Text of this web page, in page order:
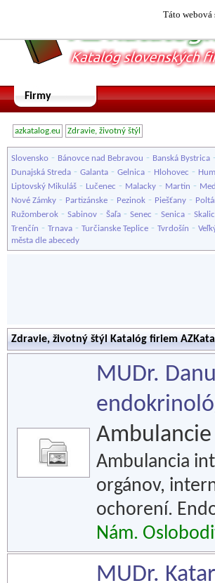
Táto
Firmy
azkatalog.eu Zdravie, životný štýl
Slovensko - Bánovce nad Bebravou - Banská Bystrica -
Dunajská Streda - Galanta - Gelnica - Hlohovec -
Liptovský Mikuláš - Lučenec - Malacky - Martin -
Nové Zámky - Partizánske - Pezinok - Piešťany -
Ružomberok - Sabinov - Šaľa - Senec - Senica -
Trenčín - Trnava - Turčianske Teplice - Tvrdošín -
města dle abecedy
Zdravie, životný štýl Katalóg firiem
MUDr.
Ambulancia
orgánov,
ochorení.
Nám.
MUDr.